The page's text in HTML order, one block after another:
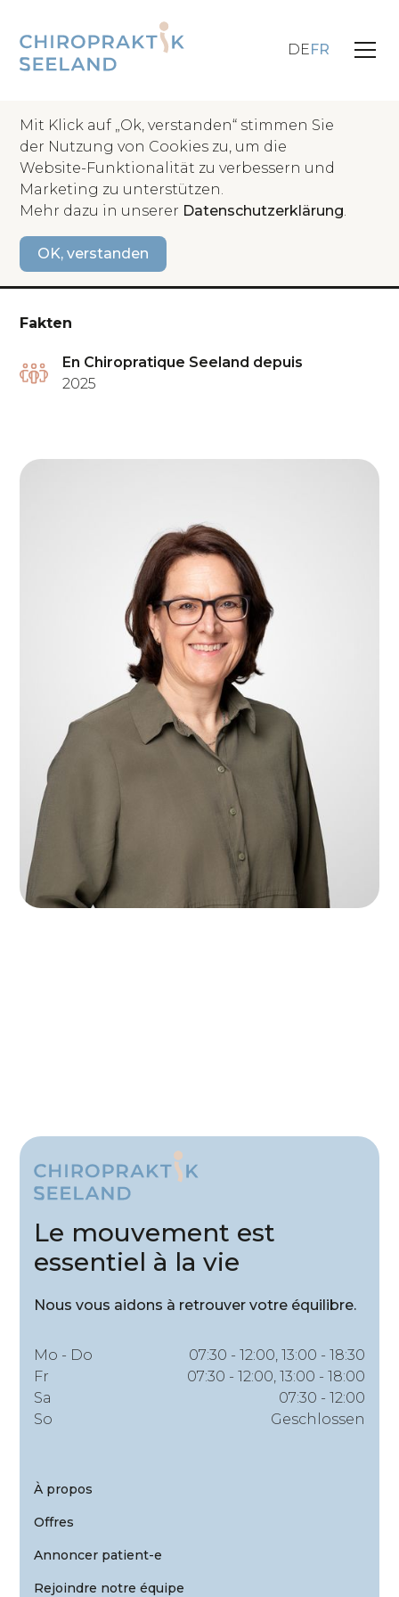
DEFR
Mit Klick auf „Ok, verstanden“ stimmen Sie
der Nutzung von Cookies zu, um die
Website-Funktionalität zu verbessern und
Marketing zu unterstützen.
Mehr dazu in unserer Datenschutzerklärung.
OK, verstanden
Retour
Réception / Secrétaire
Karin Rosano
Fakten
En Chiropratique Seeland depuis
2025
Le mouvement est
essentiel à la vie
Nous vous aidons à retrouver votre équilibre.
Mo - Do
07:30 - 12:00, 13:00 - 18:30
Fr
07:30 - 12:00, 13:00 - 18:00
Sa
07:30 - 12:00
So
Geschlossen
À propos
Offres
Annoncer patient-e
Rejoindre notre équipe